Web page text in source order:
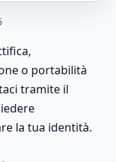
o portabilità
tramite il
la tua identità.